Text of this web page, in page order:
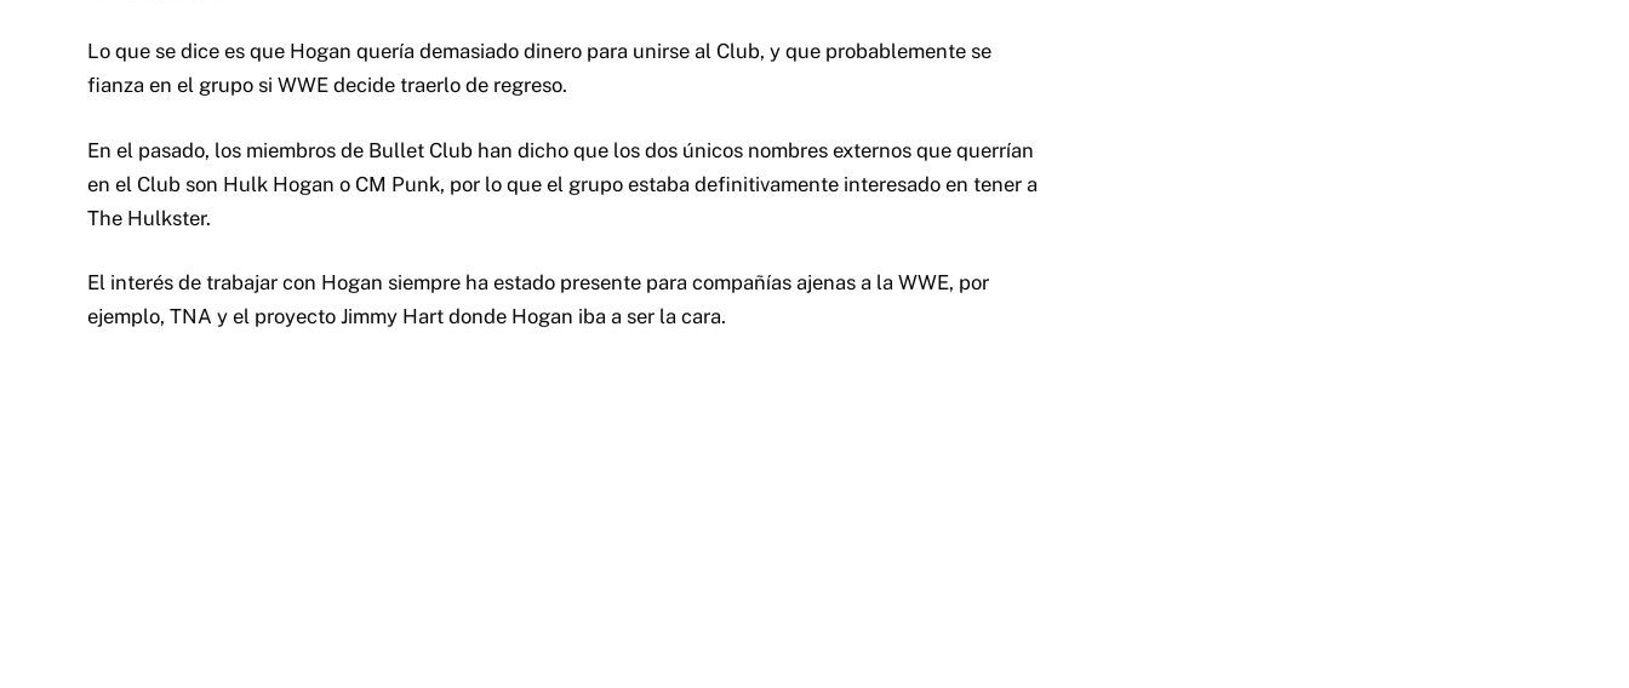
Lo que se dice es que Hogan quería demasiado dinero para unirse al Club, y que probablemente se
fianza en el grupo si WWE decide traerlo de regreso.
En el pasado, los miembros de Bullet Club han dicho que los dos únicos nombres externos que querrían
en el Club son Hulk Hogan o CM Punk, por lo que el grupo estaba definitivamente interesado en tener a
The Hulkster.
El interés de trabajar con Hogan siempre ha estado presente para compañías ajenas a la WWE, por
ejemplo, TNA y el proyecto Jimmy Hart donde Hogan iba a ser la cara.